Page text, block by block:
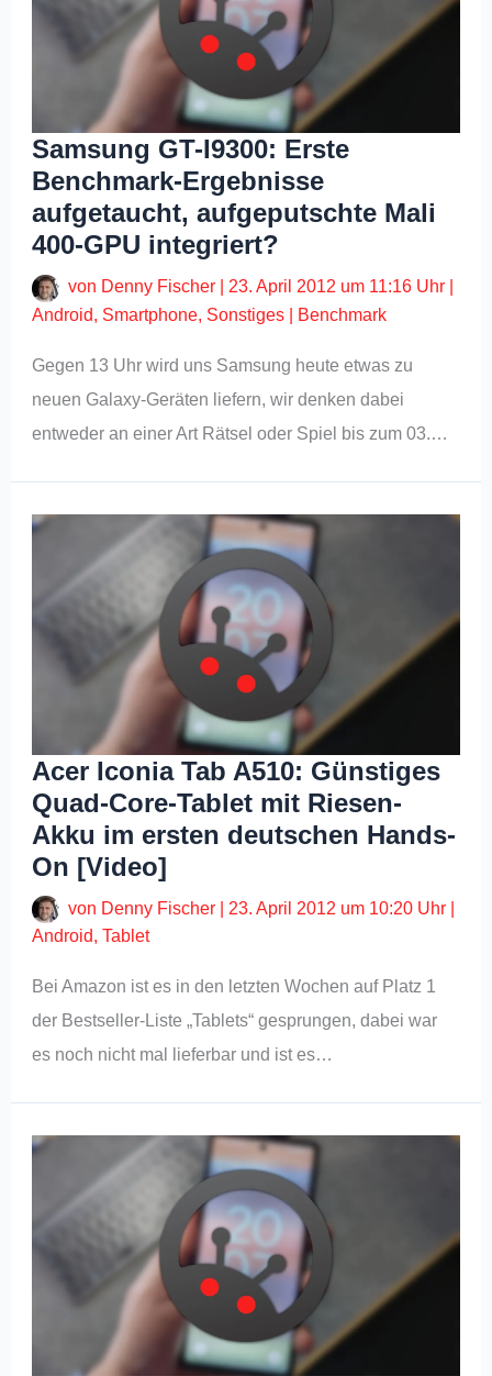
Samsung GT-I9300: Erste
Benchmark-Ergebnisse
aufgetaucht, aufgeputschte Mali
400-GPU integriert?
von Denny Fischer 23. April 2012 um 11:16 Uhr
Android, Smartphone, Sonstiges Benchmark
Gegen 13 Uhr wird uns Samsung heute etwas zu
neuen Galaxy-Geräten liefern, wir denken dabei
entweder an einer Art Rätsel oder Spiel bis zum 03.…
Acer Iconia Tab A510: Günstiges
Quad-Core-Tablet mit Riesen-
Akku im ersten deutschen Hands-
On [Video]
von Denny Fischer 23. April 2012 um 10:20 Uhr
Android,Tablet
Bei Amazon ist es in den letzten Wochen auf Platz 1
der Bestseller-Liste „Tablets“ gesprungen, dabei war
es noch nicht mal lieferbar und ist es…